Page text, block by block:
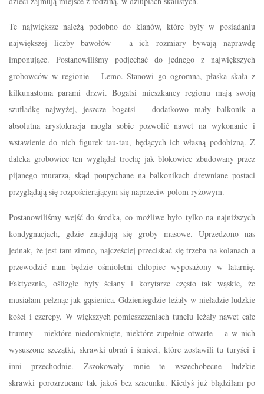
Te największe należą podobno do klanów, które były w posiadaniu
największej liczby bawołów – a ich rozmiary bywają naprawdę
imponujące. Postanowiliśmy podjechać do jednego z największych
grobowców w regionie – Lemo. Stanowi go ogromna, płaska skała z
kilkunastoma parami drzwi. Bogatsi mieszkancy regionu mają swoją
szufladkę najwyżej, jeszcze bogatsi – dodatkowo mały balkonik a
absolutna arystokracja mogła sobie pozwolić nawet na wykonanie i
wstawienie do nich figurek tau-tau, będących ich własną podobizną. Z
daleka grobowiec ten wyglądał trochę jak blokowiec zbudowany przez
pijanego murarza, skąd poupychane na balkonikach drewniane postaci
przyglądają się rozpościerającym się naprzeciw polom ryżowym.
Postanowiliśmy wejść do środka, co możliwe było tylko na najniższych
kondygnacjach, gdzie znajdują się groby masowe. Uprzedzono nas
jednak, że jest tam zimno, najcześciej przeciskać się trzeba na kolanach a
przewodzić nam będzie ośmioletni chłopiec wyposażony w latarnię.
Faktycznie, oślizgłe były ściany i korytarze często tak wąskie, że
musiałam pełznąc jak gąsienica. Gdzieniegdzie leżały w nieładzie ludzkie
kości i czerepy. W większych pomieszczeniach tunelu leżały nawet całe
trumny – niektóre niedomknięte, niektóre zupełnie otwarte – a w nich
wysuszone szczątki, skrawki ubrań i śmieci, które zostawili tu turyści i
inni przechodnie. Zszokowały mnie te wszechobecne ludzkie
skrawki porozrzucane tak jakoś bez szacunku. Kiedyś już błądziłam po